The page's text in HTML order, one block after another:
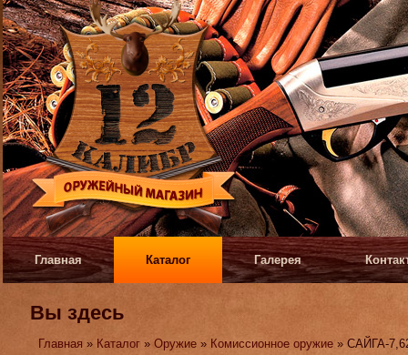
Главная Каталог Галерея
Вы здесь
Главная » Каталог »Оружие » Комиссионное оружие » САЙГА-